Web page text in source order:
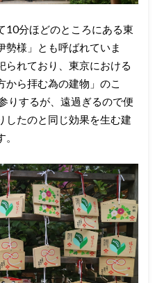
10分ほどのところにある東
勢様」とも呼ばれていま
られており、東京における
から拝む為の建物」のこ
りするが、遠過ぎるので便
したのと同じ効果を生む建